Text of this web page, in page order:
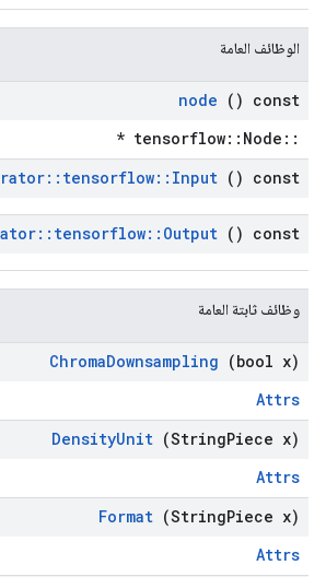
الوظائف العامة
node () const
::tensorflow::Node *
:: tensorflow:: Input () const
:: tensorflow:: Output () const
وظائف ثابتة العامة
ChromaDownsampling (bool x)
Attrs
DensityUnit (StringPiece x)
Attrs
Format (StringPiece x)
Attrs